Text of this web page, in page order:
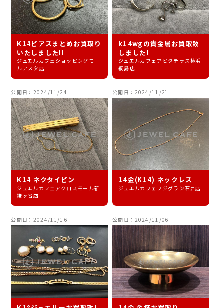
K14ピアスまとめお買取り
いたしました!!
ジュエルカフェショッピングモー
ルアスタ店
k14wgの貴金属お買取致
しました!
ジュエルカフェアピタテラス横浜
綱島店
公開日：2024/11/24
K14 ネクタイピン
ジュエルカフェアクロスモール新
鎌ヶ谷店
公開日：2024/11/21
14金(K14) ネックレス
ジュエルカフェフジグラン石井店
公開日：2024/11/16 公開日：2024/11/06